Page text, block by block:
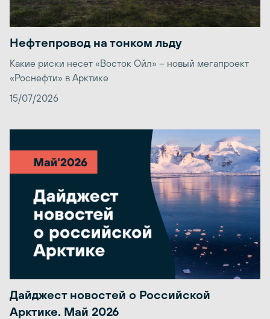
Нефтепровод на тонком льду
Какие риски несет «Восток Ойл» – новый мегапроект
«Роснефти» в Арктике
15/07/2026
Дайджест новостей о Российской
Арктике. Май 2026